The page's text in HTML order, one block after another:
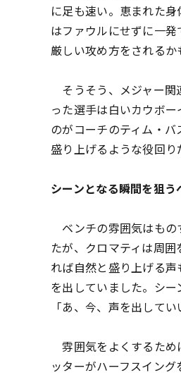
に足も速い。恵まれた
はファウルにせずに一
厳しい攻め方をされるか
そうそう、メジャー関
った選手は白いカウボ
のがコーチのティム・
盛り上げるような役回り
シーンとなる瞬間を狙う
ベンチの雰囲気はもの
たが、クロマティは周
れば自然と盛り上げる
を出していました。シー
「あ、今、声を出して
雰囲気をよくするため
ッターがハーフスイン